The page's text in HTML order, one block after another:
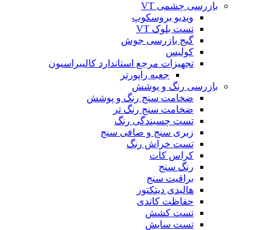
بازرسی چشمی VT
ویدیو بروسکوپ
تست بلوک VT
گیج بازرسی جوش
کولیس
تجهیزات مرجع استاندارد کالیبراسیون
جعبه راپورتر
بازرسی رنگ و پوشش
ضخامت سنج رنگ و پوشش
ضخامت سنج رنگ تر
تست چسبندگی رنگ
زبری سنج و صافی سنج
تست خراش رنگ
کراس کات
رنگ سنج
براقیت سنج
هالیدی دیتکتور
حفاظت کاتدی
تست کشش
تست سایش